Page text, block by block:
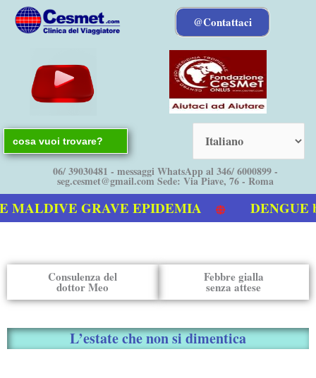
@Contattaci
Search
for:
06/ 39030481 - messaggi WhatsApp al 346/ 6000899 -
seg.cesmet@gmail.com Sede: Via Piave, 76 - Roma
GRAVE EPIDEMIA
DENGUE
Consulenza del
dottor Meo
Febbre gialla
senza attese
L’estate che non si dimentica